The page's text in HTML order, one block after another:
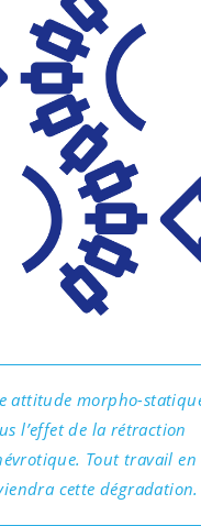
attitude morpho-
l’effet de la rétraction
Tout travail
cette dégradation.